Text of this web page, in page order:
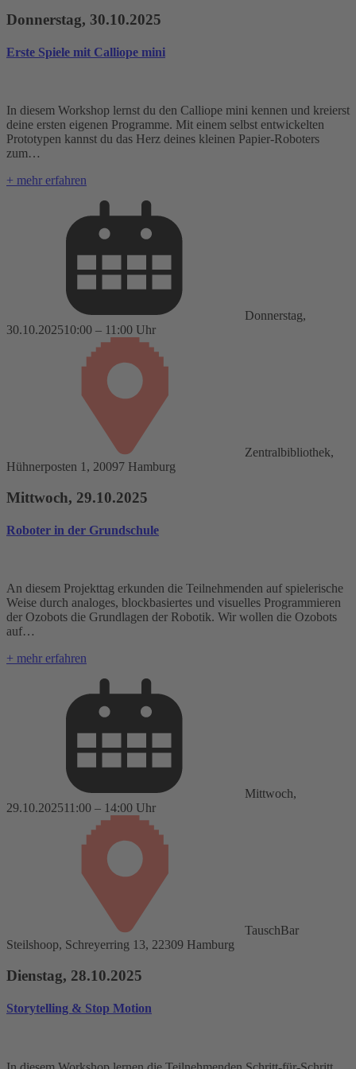
Donnerstag, 30.10.2025
Erste Spiele mit Calliope mini
In diesem Workshop lernst du den Calliope mini kennen und kreierst
deine ersten eigenen Programme. Mit einem selbst entwickelten
Prototypen kannst du das Herz deines kleinen Papier-Roboters
zum…
+ mehr erfahren
Donnerstag,
30.10.202510:00 – 11:00 Uhr
Zentralbibliothek,
Hühnerposten 1, 20097 Hamburg
Mittwoch, 29.10.2025
Roboter in der Grundschule
An diesem Projekttag erkunden die Teilnehmenden auf spielerische
Weise durch analoges, blockbasiertes und visuelles Programmieren
der Ozobots die Grundlagen der Robotik. Wir wollen die Ozobots
auf…
+ mehr erfahren
Mittwoch,
29.10.202511:00 – 14:00 Uhr
TauschBar
Steilshoop, Schreyerring 13, 22309 Hamburg
Dienstag, 28.10.2025
Storytelling & Stop Motion